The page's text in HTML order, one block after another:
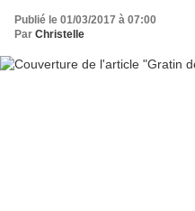
Publié le 01/03/2017 à 07:00
Par Christelle